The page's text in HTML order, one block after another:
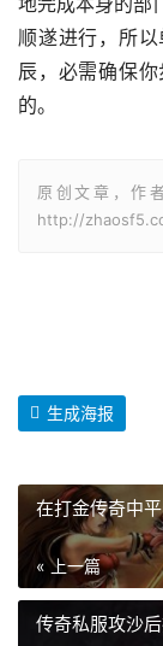
顺遂进行，所以
辰，必需确保
的。
原创文章，作
http://
生成海报
在打金传奇中
« 上一篇
传奇私服攻沙